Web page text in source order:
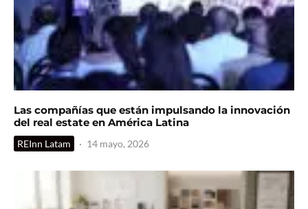
Las compañías que están impulsando la innovación
del real estate en América Latina
REInn Latam · 14 mayo, 2026